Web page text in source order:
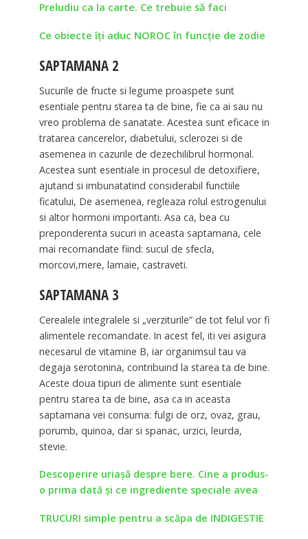
Preludiu ca la carte. Ce trebuie să faci
Ce obiecte îți aduc NOROC în funcție de zodie
SAPTAMANA 2
Sucurile de fructe si legume proaspete sunt
esentiale pentru starea ta de bine, fie ca ai sau nu
vreo problema de sanatate. Acestea sunt eficace in
tratarea cancerelor, diabetului, sclerozei si de
asemenea in cazurile de dezechilibrul hormonal.
Acestea sunt esentiale in procesul de detoxifiere,
ajutand si imbunatatind considerabil functiile
ficatului, De asemenea, regleaza rolul estrogenului
si altor hormoni importanti. Asa ca, bea cu
preponderenta sucuri in aceasta saptamana, cele
mai recomandate fiind: sucul de sfecla,
morcovi,mere, lamaie, castraveti.
SAPTAMANA 3
Cerealele integralele si „verziturile” de tot felul vor fi
alimentele recomandate. In acest fel, iti vei asigura
necesarul de vitamine B, iar organimsul tau va
degaja serotonina, contribuind la starea ta de bine.
Aceste doua tipuri de alimente sunt esentiale
pentru starea ta de bine, asa ca in aceasta
saptamana vei consuma: fulgi de orz, ovaz, grau,
porumb, quinoa, dar si spanac, urzici, leurda,
stevie.
Descoperire uriaşă despre bere. Cine a produs-
o prima dată şi ce ingrediente speciale avea
TRUCURI simple pentru a scăpa de INDIGESTIE